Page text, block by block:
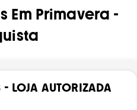
Em Primavera -
- LOJA AUTORIZADA